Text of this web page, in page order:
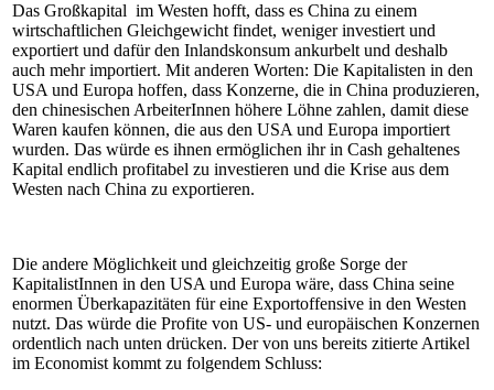
Das Großkapital im Westen hofft, dass es China zu einem
wirtschaftlichen Gleichgewicht findet, weniger investiert und
exportiert und dafür den Inlandskonsum ankurbelt und deshalb
auch mehr importiert. Mit anderen Worten: Die Kapitalisten in den
USA und Europa hoffen, dass Konzerne, die in China produzieren,
den chinesischen ArbeiterInnen höhere Löhne zahlen, damit diese
Waren kaufen können, die aus den USA und Europa importiert
wurden. Das würde es ihnen ermöglichen ihr in Cash gehaltenes
Kapital endlich profitabel zu investieren und die Krise aus dem
Westen nach China zu exportieren.
Die andere Möglichkeit und gleichzeitig große Sorge der
KapitalistInnen in den USA und Europa wäre, dass China seine
enormen Überkapazitäten für eine Exportoffensive in den Westen
nutzt. Das würde die Profite von US- und europäischen Konzernen
ordentlich nach unten drücken. Der von uns bereits zitierte Artikel
im Economist kommt zu folgendem Schluss: